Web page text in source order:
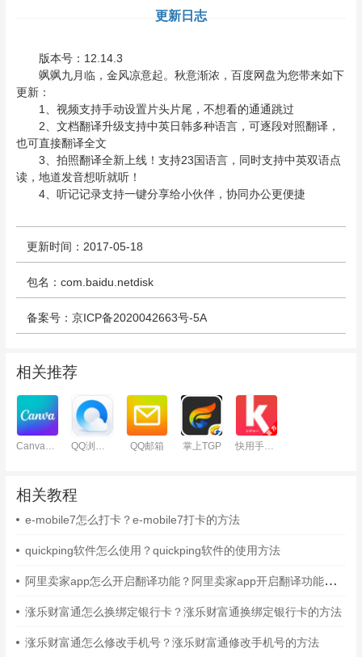
更新日志
版本号：12.14.3
飒飒九月临，金风凉意起。秋意渐浓，百度网盘为您带来如下
更新：
1、视频支持手动设置片头片尾，不想看的通通跳过
2、文档翻译升级支持中英日韩多种语言，可逐段对照翻译，
也可直接翻译全文
3、拍照翻译全新上线！支持23国语言，同时支持中英双语点
读，地道发音想听就听！
4、听记记录支持一键分享给小伙伴，协同办公更便捷
更新时间：2017-05-18
包名：com.baidu.netdisk
备案号：京ICP备2020042663号-5A
相关推荐
Canva可画 QQ浏览器 QQ邮箱 掌上TGP 快用手机助手
相关教程
e-mobile7怎么打卡？e-mobile7打卡的方法
quickping软件怎么使用？quickping软件的使用方法
阿里卖家app怎么开启翻译功能？阿里卖家app开启翻译功能的方法
涨乐财富通怎么换绑定银行卡？涨乐财富通换绑定银行卡的方法
涨乐财富通怎么修改手机号？涨乐财富通修改手机号的方法